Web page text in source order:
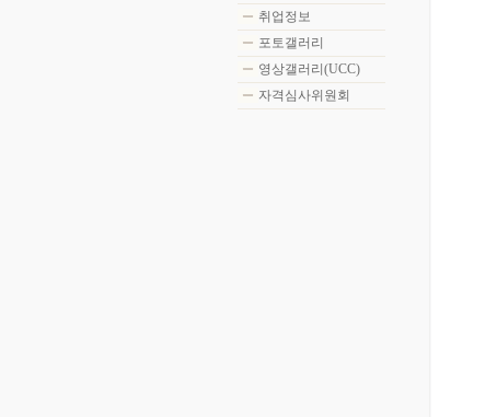
취업정보
포토갤러리
영상갤러리(UCC)
자격심사위원회